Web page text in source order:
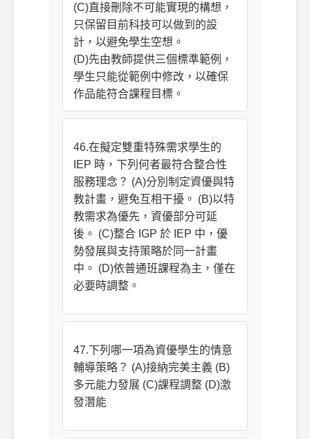
(C)直接刪除不可能實現的構想，
只保留目前科技可以做到的設
計，以避免學生空想。
(D)先由教師提供三個標準範例，
學生只能從範例中修改，以確保
作品能符合課程目標。
46.在擬定雙重特殊需求學生的
IEP 時，下列何者最符合整合性
服務理念？ (A)分別制定資優與特
教計畫，避免互相干擾。 (B)以特
教需求為優先，資優部分可延
後。 (C)整合 IGP 於 IEP 中，優
勢發展與支持策略於同一計畫
中。 (D)依普通班課程為主，僅在
必要時調整。
47.下列哪一項為資優學生的情意
輔導策略？ (A)接納完美主義 (B)
多元能力發展 (C)課程調整 (D)激
發潛能